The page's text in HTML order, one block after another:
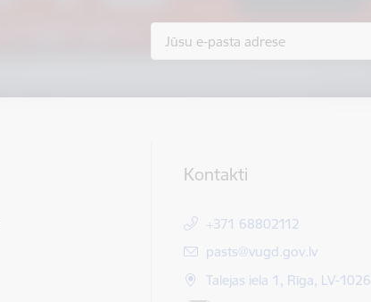
Kontakti
+371 68802112
E-pasts:
pasts@vugd.gov.lv
Talejas iela 1, Rīga, LV-1026